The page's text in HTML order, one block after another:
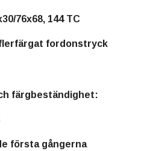
76x68, 144 TC
fordonstryck
färgbeständighet:
första gångerna